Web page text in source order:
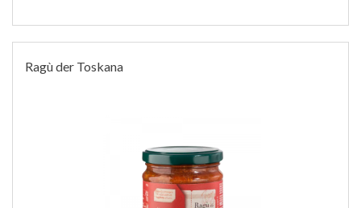
Ragù der Toskana